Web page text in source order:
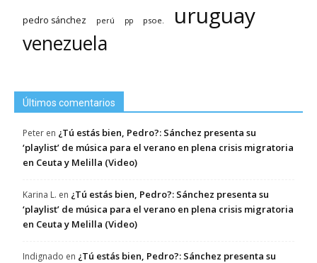
pedro sánchez perú pp psoe. uruguay
venezuela
Últimos comentarios
Peter en ¿Tú estás bien, Pedro?: Sánchez presenta su
‘playlist’ de música para el verano en plena crisis migratoria
en Ceuta y Melilla (Video)
Karina L. en ¿Tú estás bien, Pedro?: Sánchez presenta su
‘playlist’ de música para el verano en plena crisis migratoria
en Ceuta y Melilla (Video)
Indignado en ¿Tú estás bien, Pedro?: Sánchez presenta su